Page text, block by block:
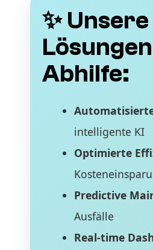
✨
Abhilfe:
intelligente KI
Optimierte
Predictive
Ausfälle
Real-time